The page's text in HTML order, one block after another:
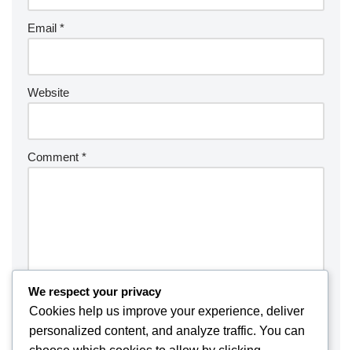
Email *
Website
Comment *
We respect your privacy
Cookies help us improve your experience, deliver
personalized content, and analyze traffic. You can